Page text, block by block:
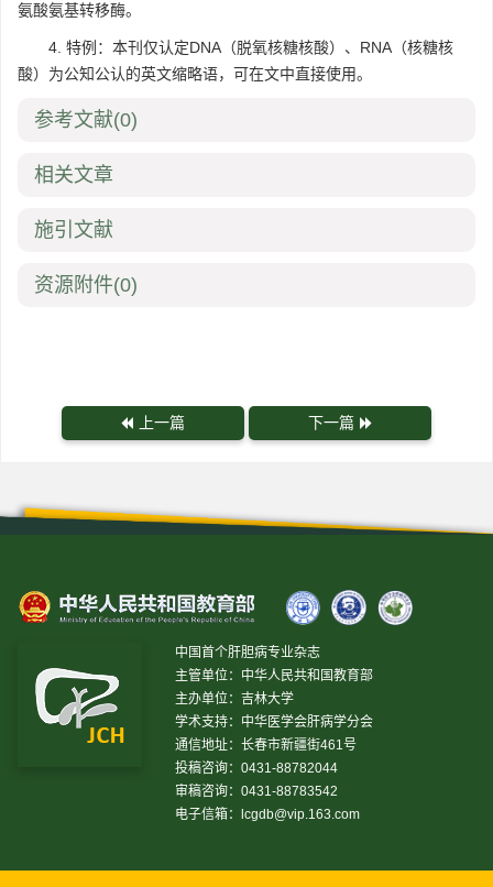
氨酸氨基转移酶。
4. 特例：本刊仅认定DNA（脱氧核糖核酸）、RNA（核糖核
酸）为公知公认的英文缩略语，可在文中直接使用。
参考文献(0)
相关文章
施引文献
资源附件(0)
上一篇 下一篇
中国首个肝胆病专业杂志
主管单位：中华人民共和国教育部
主办单位：吉林大学
学术支持：中华医学会肝病学分会
通信地址：长春市新疆街461号
投稿咨询：0431-88782044
审稿咨询：0431-88783542
电子信箱：
lcgdb@vip.163.com